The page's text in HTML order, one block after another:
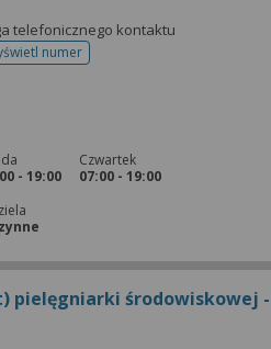
telefonicznego kontaktu
numer
telefonu do rejestracji
- 19:00
Czwartek
07:00 - 19:00
pielęgniarki środowiskowej -